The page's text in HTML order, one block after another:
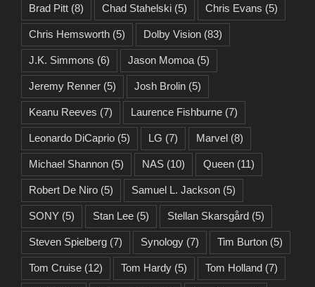
Brad Pitt (8) Chad Stahelski (5) Chris Evans (5)
Chris Hemsworth (5) Dolby Vision (83)
J.K. Simmons (6) Jason Momoa (5)
Jeremy Renner (5) Josh Brolin (5)
Keanu Reeves (7) Laurence Fishburne (7)
Leonardo DiCaprio (5) LG (7) Marvel (8)
Michael Shannon (5) NAS (10) Queen (11)
Robert De Niro (5) Samuel L. Jackson (5)
SONY (5) Stan Lee (5) Stellan Skarsgård (5)
Steven Spielberg (7) Synology (7) Tim Burton (5)
Tom Cruise (12) Tom Hardy (5) Tom Holland (7)